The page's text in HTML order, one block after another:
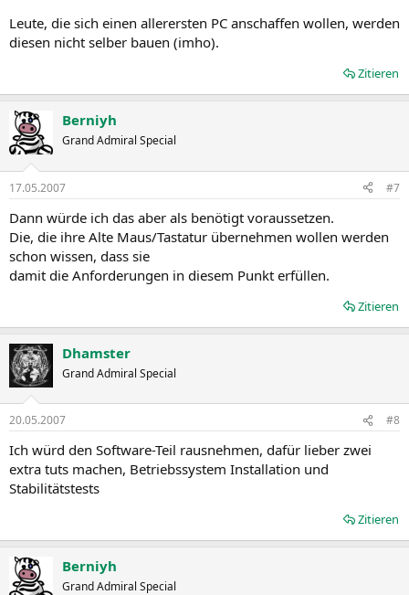
Leute, die sich einen allerersten PC anschaffen wollen, werden
diesen nicht selber bauen (imho).
Zitieren
Berniyh
Grand Admiral Special
17.05.2007 #7
Dann würde ich das aber als benötigt voraussetzen.
Die, die ihre Alte Maus/Tastatur übernehmen wollen werden
schon wissen, dass sie
damit die Anforderungen in diesem Punkt erfüllen.
Zitieren
Dhamster
Grand Admiral Special
20.05.2007 #8
Ich würd den Software-Teil rausnehmen, dafür lieber zwei
extra tuts machen, Betriebssystem Installation und
Stabilitätstests
Zitieren
Berniyh
Grand Admiral Special